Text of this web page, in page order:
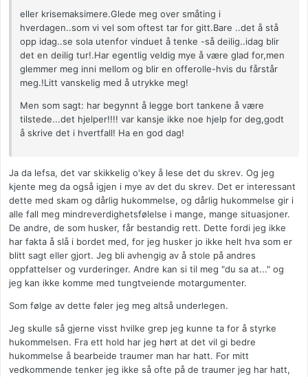
eller krisemaksimere.Glede meg over småting i
hverdagen..som vi vel som oftest tar for gitt.Bare ..det å stå
opp idag..se sola utenfor vinduet å tenke -så deilig..idag blir
det en deilig tur!.Har egentlig veldig mye å være glad for,men
glemmer meg inni mellom og blir en offerolle-hvis du fårstår
meg.!Litt vanskelig med å utrykke meg!
Men som sagt: har begynnt å legge bort tankene å være
tilstede...det hjelper!!!! var kansje ikke noe hjelp for deg,godt
å skrive det i hvertfall! Ha en god dag!
Ja da lefsa, det var skikkelig o'key å lese det du skrev. Og jeg
kjente meg da også igjen i mye av det du skrev. Det er interessant
dette med skam og dårlig hukommelse, og dårlig hukommelse gir i
alle fall meg mindreverdighetsfølelse i mange, mange situasjoner.
De andre, de som husker, får bestandig rett. Dette fordi jeg ikke
har fakta å slå i bordet med, for jeg husker jo ikke helt hva som er
blitt sagt eller gjort. Jeg bli avhengig av å stole på andres
oppfattelser og vurderinger. Andre kan si til meg "du sa at..." og
jeg kan ikke komme med tungtveiende motargumenter.
Som følge av dette føler jeg meg altså underlegen.
Jeg skulle så gjerne visst hvilke grep jeg kunne ta for å styrke
hukommelsen. Fra ett hold har jeg hørt at det vil gi bedre
hukommelse å bearbeide traumer man har hatt. For mitt
vedkommende tenker jeg ikke så ofte på de traumer jeg har hatt,